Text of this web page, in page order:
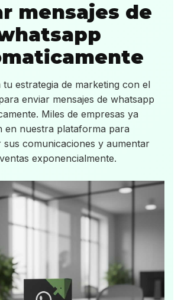
mensajes de
estrategia de marketing con el
enviar mensajes de whatsapp
Miles de empresas ya
en nuestra plataforma para
sus comunicaciones y aumentar
exponencialmente.